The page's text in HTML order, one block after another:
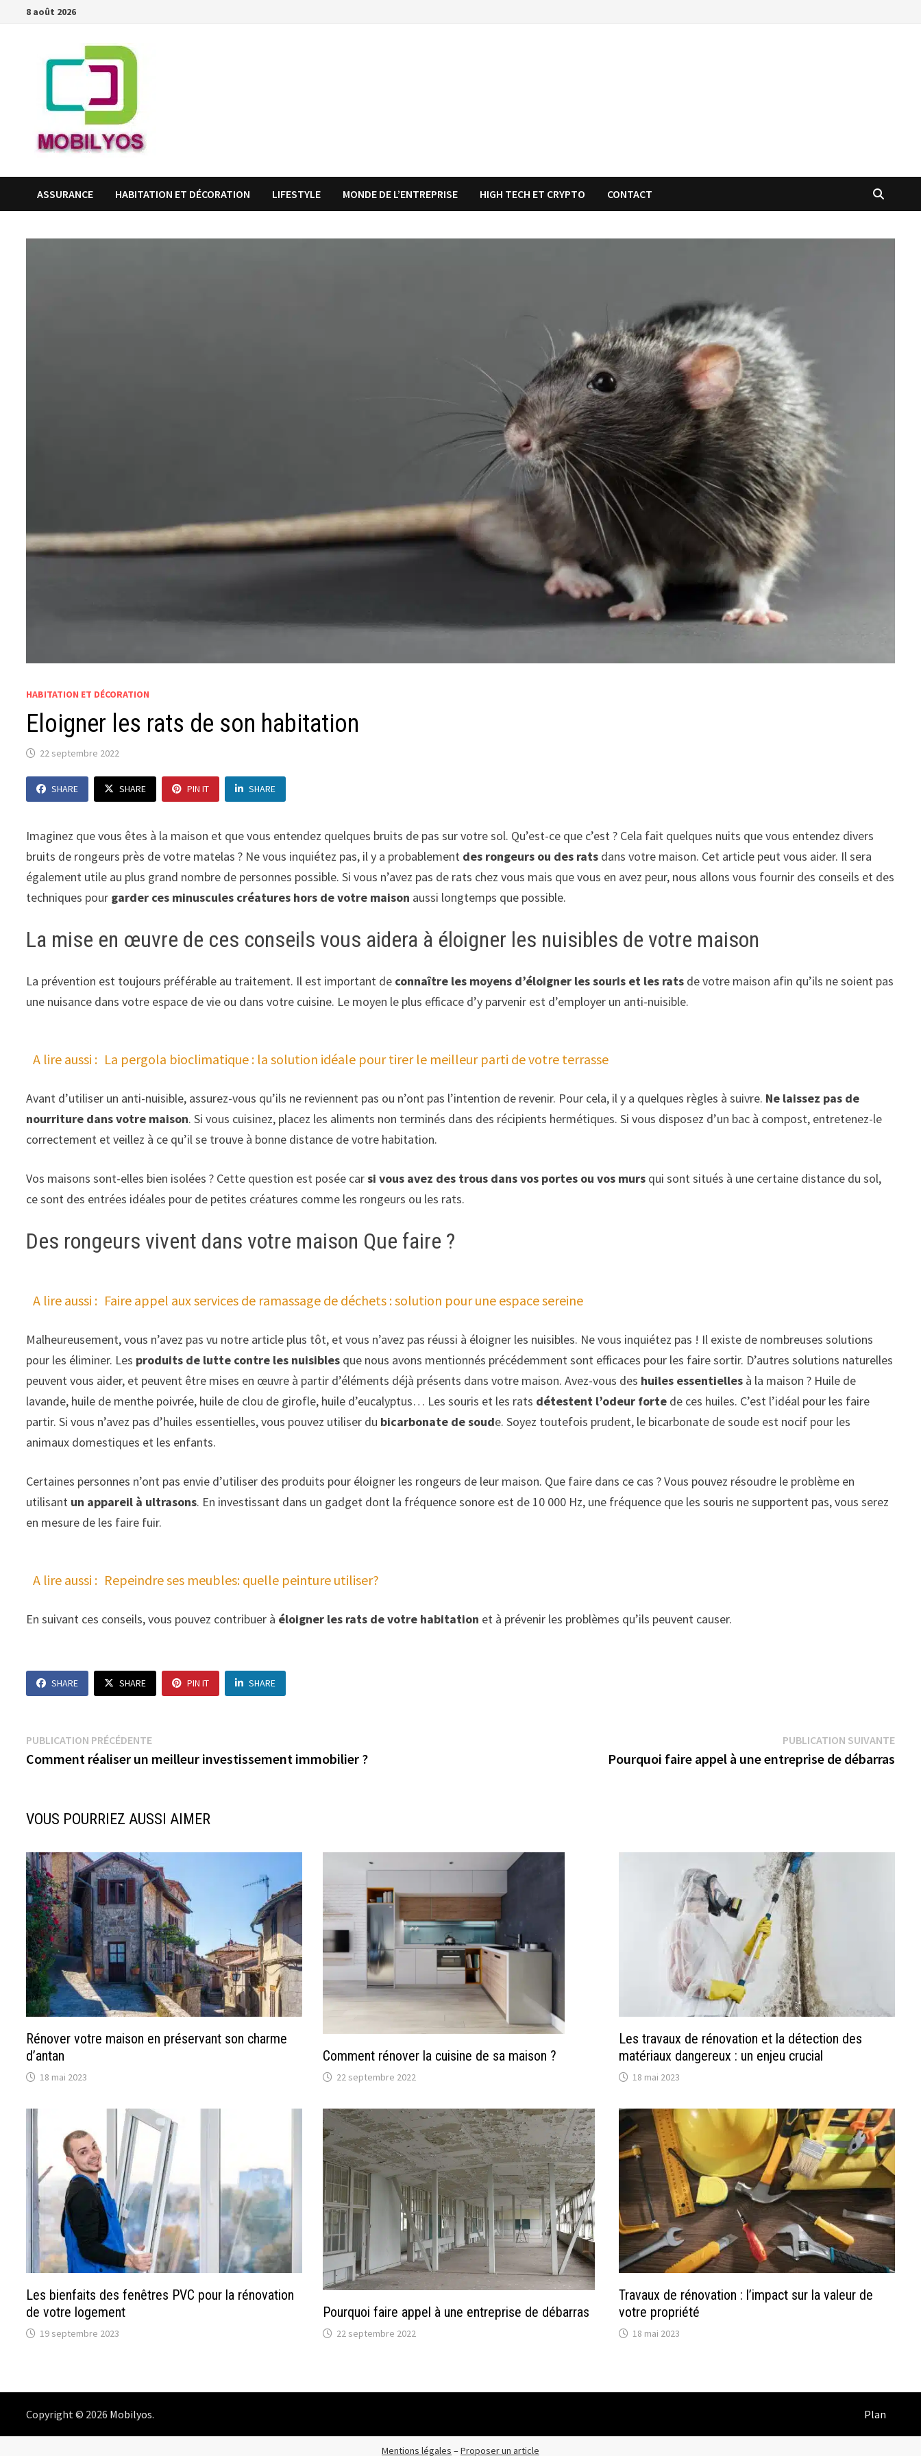
Passer8 août 2026
ASSURANCE HABITATION ET DÉCORATION LIFESTYLE MONDE DE L’ENTREPRISE HIGH TECH ET CRYPTO CONTACT
HABITATION ET DÉCORATION
Eloigner les rats de son habitation
22 septembre 2022
SHARE SHARE PIN IT SHARE
Imaginez que vous êtes à la maison et que vous entendez quelques bruits de pas sur votre sol. Qu’est-ce que c’est ? Cela fait quelques nuits que vous entendez divers
bruits de rongeurs près de votre matelas ? Ne vous inquiétez pas, il y a probablement des rongeurs ou des rats dans votre maison. Cet article peut vous aider. Il sera
également utile au plus grand nombre de personnes possible. Si vous n’avez pas de rats chez vous mais que vous en avez peur, nous allons vous fournir des conseils et des
techniques pour garder ces minuscules créatures hors de votre maison aussi longtemps que possible.
La mise en œuvre de ces conseils vous aidera à éloigner les nuisibles de votre maison
La prévention est toujours préférable au traitement. Il est important de connaître les moyens d’éloigner les souris et les rats de votre maison afin qu’ils ne soient pas
une nuisance dans votre espace de vie ou dans votre cuisine. Le moyen le plus efficace d’y parvenir est d’employer un anti-nuisible.
A lire aussi : La pergola bioclimatique : la solution idéale pour tirer le meilleur parti de votre terrasse
Avant d’utiliser un anti-nuisible, assurez-vous qu’ils ne reviennent pas ou n’ont pas l’intention de revenir. Pour cela, il y a quelques règles à suivre. Ne laissez pas de
nourriture dans votre maison. Si vous cuisinez, placez les aliments non terminés dans des récipients hermétiques. Si vous disposez d’un bac à compost, entretenez-le
correctement et veillez à ce qu’il se trouve à bonne distance de votre habitation.
Vos maisons sont-elles bien isolées ? Cette question est posée carsi vous avez des trous dans vos portes ou vos murs qui sont situés à une certaine distance du sol,
ce sont des entrées idéales pour de petites créatures comme les rongeurs ou les rats.
Des rongeurs vivent dans votre maison Que faire ?
A lire aussi : Faire appel aux services de ramassage de déchets : solution pour une espace sereine
Malheureusement, vous n’avez pas vu notre article plus tôt, et vous n’avez pas réussi à éloigner les nuisibles. Ne vous inquiétez pas ! Il existe de nombreuses solutions
pour les éliminer. Les produits de lutte contre les nuisibles que nous avons mentionnés précédemment sont efficaces pour les faire sortir. D’autres solutions naturelles
peuvent vous aider, et peuvent être mises en œuvre à partir d’éléments déjà présents dans votre maison. Avez-vous des huiles essentielles à la maison ? Huile de
lavande, huile de menthe poivrée, huile de clou de girofle, huile d’eucalyptus… Les souris et les rats détestent l’odeur forte de ces huiles. C’est l’idéal pour les faire
partir. Si vous n’avez pas d’huiles essentielles, vous pouvez utiliser du bicarbonate de soude. Soyez toutefois prudent, le bicarbonate de soude est nocif pour les
animaux domestiques et les enfants.
Certaines personnes n’ont pas envie d’utiliser des produits pour éloigner les rongeurs de leur maison. Que faire dans ce cas ? Vous pouvez résoudre le problème en
utilisant un appareil à ultrasons. En investissant dans un gadget dont la fréquence sonore est de 10 000 Hz, une fréquence que les souris ne supportent pas, vous serez
en mesure de les faire fuir.
A lire aussi : Repeindre ses meubles: quelle peinture utiliser?
En suivant ces conseils, vous pouvez contribuer à éloigner les rats de votre habitation et à prévenir les problèmes qu’ils peuvent causer.
SHARE SHARE PIN IT SHARE
Navigation
de
PUBLICATION PRÉCÉDENTEPublication
précédente :
Comment réaliser un meilleur investissement immobilier ?
PUBLICATION SUIVANTE
Pourquoi faire appel à une entreprise de débarras
VOUS POURRIEZ AUSSI AIMER
Rénover votre maison en préservant son charme
d’antan
18 mai 2023
Comment rénover la cuisine de sa maison ?
22 septembre 2022
Les travaux de rénovation et la détection des
matériaux dangereux : un enjeu crucial
18 mai 2023
Les bienfaits des fenêtres PVC pour la rénovation
de votre logement
19 septembre 2023
Pourquoi faire appel à une entreprise de débarras
22 septembre 2022
Travaux de rénovation : l’impact sur la valeur de
votre propriété
18 mai 2023
Copyright © 2026 Mobilyos. Plan
Mentions légales –Proposer un article